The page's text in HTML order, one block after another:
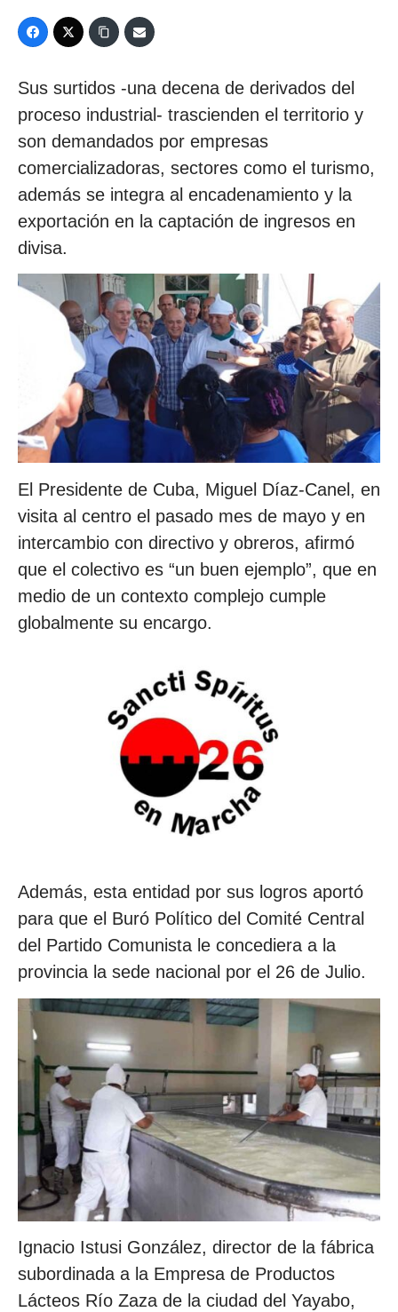
Sus surtidos -una decena de derivados del
proceso industrial- trascienden el territorio y
son demandados por empresas
comercializadoras, sectores como el turismo,
además se integra al encadenamiento y la
exportación en la captación de ingresos en
divisa.
El Presidente de Cuba, Miguel Díaz-Canel, en
visita al centro el pasado mes de mayo y en
intercambio con directivo y obreros, afirmó
que el colectivo es “un buen ejemplo”, que en
medio de un contexto complejo cumple
globalmente su encargo.
Además, esta entidad por sus logros aportó
para que el Buró Político del Comité Central
del Partido Comunista le concediera a la
provincia la sede nacional por el 26 de Julio.
Ignacio Istusi González, director de la fábrica
subordinada a la Empresa de Productos
Lácteos Río Zaza de la ciudad del Yayabo,